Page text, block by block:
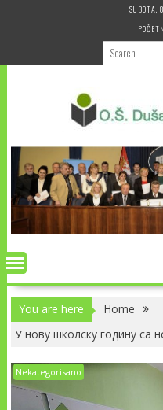
SUBOTA,
You are here
Home
У нову школску годину са
Nekategorisano